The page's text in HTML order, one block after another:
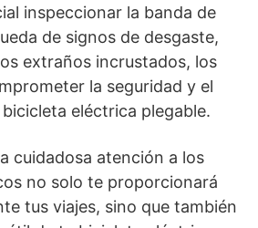
inspeccionar la banda de
de signos de desgaste,
extraños incrustados, los
la seguridad y el
eléctrica plegable.
cuidadosa atención a los
no solo te proporcionará
tus viajes, sino que también